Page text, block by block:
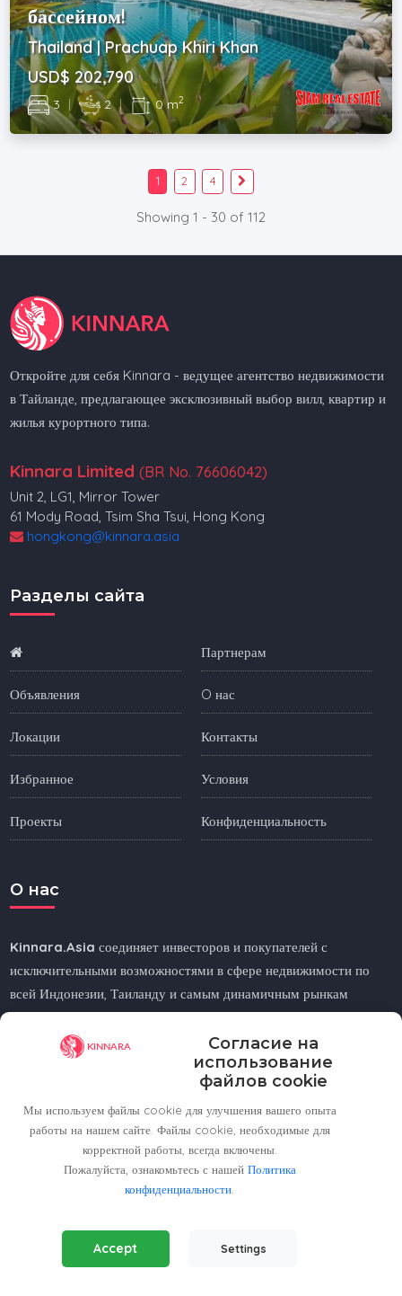
бассейном!
Thailand | Prachuap Khiri Khan
USD$ 202,790
3 | 2 | 0 m2
1 2 4
Showing 1 - 30 of 112
Согласие на
использование
файлов cookie
Мы используем файлы cookie для улучшения вашего опыта
работы на нашем сайте. Файлы cookie, необходимые для
корректной работы, всегда включены.
Пожалуйста, ознакомьтесь с нашей Политика
конфиденциальности
Essential Cookies(Always Active)
Required for the website to function properly.
Accept Settings
Откройте для себя Kinnara - ведущее агентство недвижимости
в Тайланде, предлагающее эксклюзивный выбор вилл, квартир и
жилья курортного типа.
Kinnara Limited (BR No. 76606042)
Unit 2, LG1, Mirror Tower
61 Mody Road, Tsim Sha Tsui, Hong Kong
hongkong@kinnara.asia
Разделы сайта
Объявления
Локации
Избранное
Проекты
Партнерам
O нас
Контакты
Условия
Конфиденциальность
O нас
Kinnara.Asia соединяет инвесторов и покупателей с
исключительными возможностями в сфере недвижимости по
всей Индонезии, Таиланду и самым динамичным рынкам
Азии.
Ищете ли вы жилье у моря, в городе или в горах —
поможет вам найти идеальный дом или
Regional Offices
Kinnara Limited - Thailand
58, 9 Lagoon Rd, Choeng Thale